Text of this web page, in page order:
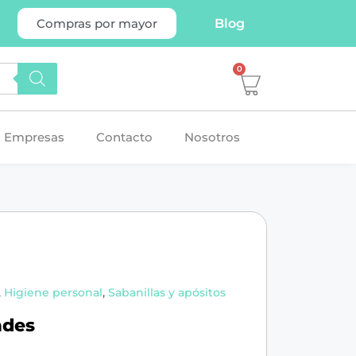
Compras por mayor Blog
0
Empresas Contacto Nosotros
Higiene personal,Sabanillas y apósitos